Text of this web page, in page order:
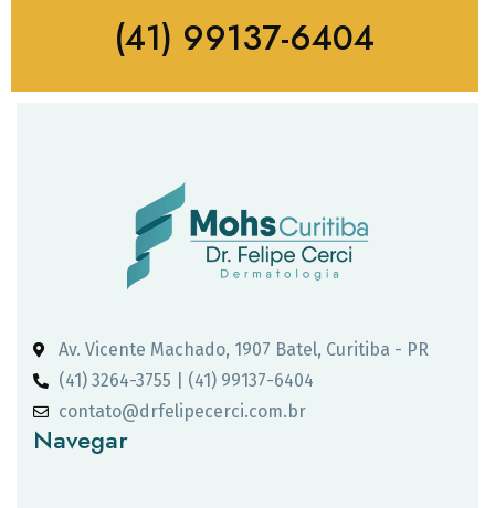
(41) 99137-6404
Av. Vicente Machado, 1907 Batel, Curitiba - PR
(41) 3264-3755 | (41) 99137-6404
contato@drfelipecerci.com.br
Navegar